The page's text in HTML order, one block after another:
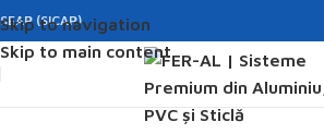
Skip to navigation
Skip to main content
SEAP (SICAP)